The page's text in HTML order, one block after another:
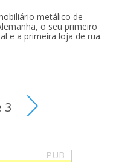
metálico de
o seu primeiro
e a primeira loja de rua.
3
PUB